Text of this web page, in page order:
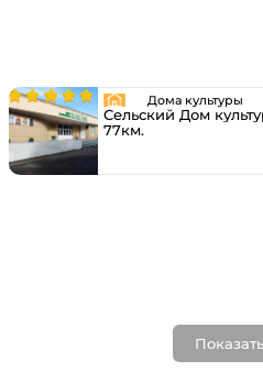
Дома культуры
Сельский Дом
77км.